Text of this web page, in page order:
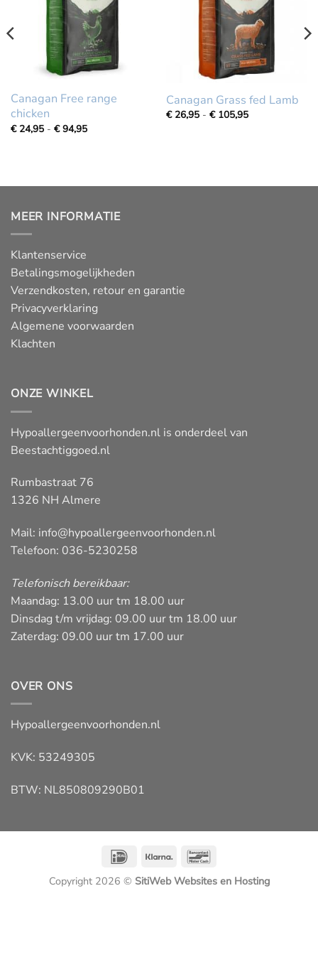
Canagan Free range
chicken
€ 24,95 - €94,95Prijsklasse:
Canagan Grass fed Lamb
€ 26,95 - € 105,95Prijsklasse:
MEER INFORMATIE
Klantenservice
Betalingsmogelijkheden
Verzendkosten, retour en garantie
Privacyverklaring
Algemene voorwaarden
Klachten
ONZE WINKEL
Hypoallergeenvoorhonden.nl is onderdeel van
Beestachtiggoed.nl
Rumbastraat 76
1326 NH Almere
Mail: info@hypoallergeenvoorhonden.nl
Telefoon: 036-5230258
Telefonisch bereikbaar:
Maandag: 13.00 uur tm 18.00 uur
Dinsdag t/m vrijdag: 09.00 uur tm 18.00 uur
Zaterdag: 09.00 uur tm 17.00 uur
OVER ONS
Hypoallergeenvoorhonden.nl
KVK: 53249305
BTW: NL850809290B01
IDeal Klarna
Copyright 2026 © SitiWeb Websites en Hosting